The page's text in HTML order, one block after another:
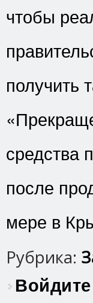
чтобы
получить
средства
после
мере в
Рубрика:
Войдите